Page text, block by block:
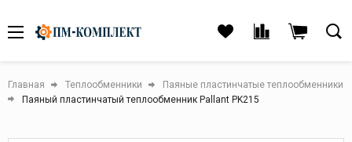
Главная Теплообменники
Паяные пластинчатые теплообменники
Паяный пластинчатый теплообменник Pallant PK215